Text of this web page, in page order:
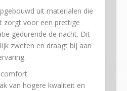
uit materialen die
zorgt voor een prettige
gedurende de nacht. Dit
zweten en draagt bij aan
comfort
van hogere kwaliteit en